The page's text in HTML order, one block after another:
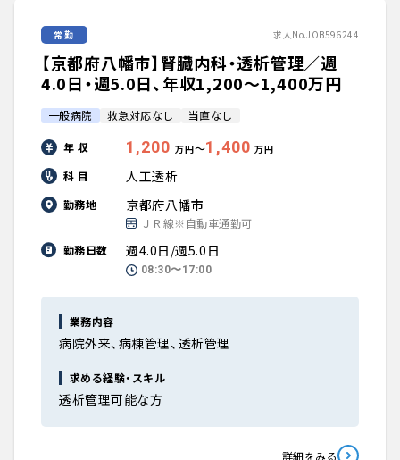
常勤 求人No.JOB596244
【京都府八幡市】腎臓内科・透析管理／週
4.0日・週5.0日、年収1,200〜1,400万円
一般病院 救急対応なし 当直なし
年 収 1,200 万円〜1,400 万円
科 目 人工透析
勤務地 京都府八幡市
ＪＲ線※自動車通勤可
勤務日数
週4.0日/週5.0日
08:30〜17:00
業務内容
病院外来、病棟管理、透析管理
求める経験・スキル
透析管理可能な方
詳細をみる